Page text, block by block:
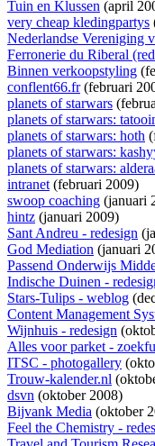
Tuin en Klussen (april
very cheap kledingpartys
Nederlandse Vereniging
Ferronerie du Riberal
Binnen verkoopstyling
conflent66.fr(februari
planets of starwars
planets of starwars:
planets of starwars: hoth
planets of starwars:
planets of starwars:
intranet(februari 2009)
swoop coaching (januari
hintz (januari 2009)
Sant Andreu - redesign
God Mediation (januari
Passend Onderwijs
Indische Duinen -
Stars-Tulips - weblog
Content Management
Wijnhuis - redesign
Alles voor parket -
ITSC - photogallery
Trouw-kalender.nl
dsvn (oktober 2008)
Bijvank Media (oktober
Feel the Chemistry -